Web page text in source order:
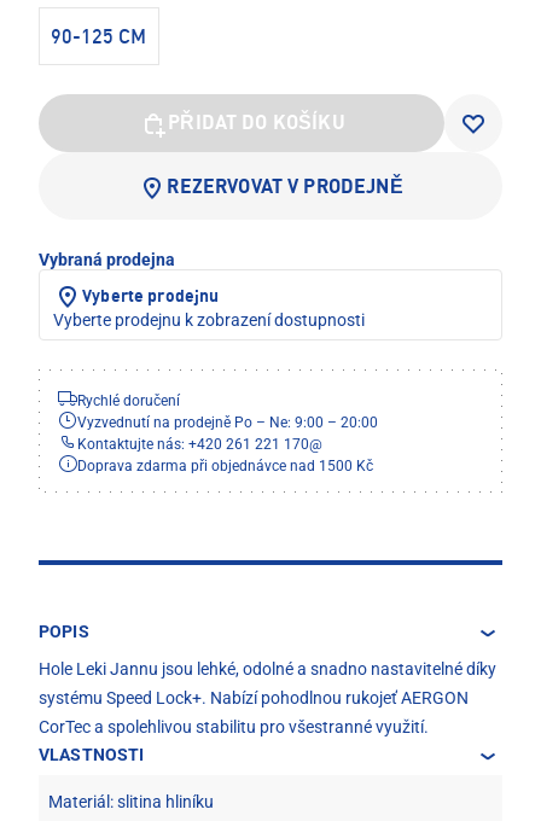
90-125 CM
PŘIDAT DO KOŠÍKU
REZERVOVAT V PRODEJNĚ
Vybraná prodejna
Vyberte prodejnu
Vyberte prodejnu k zobrazení dostupnosti
Rychlé doručení
Vyzvednutí na prodejně Po – Ne: 9:00 – 20:00
Kontaktujte nás: +420 261 221 170@
Doprava zdarma při objednávce nad 1500 Kč
POPIS
Hole Leki Jannu jsou lehké, odolné a snadno nastavitelné díky
systému Speed Lock+. Nabízí pohodlnou rukojeť AERGON
CorTec a spolehlivou stabilitu pro všestranné využití.
VLASTNOSTI
Materiál: slitina hliníku